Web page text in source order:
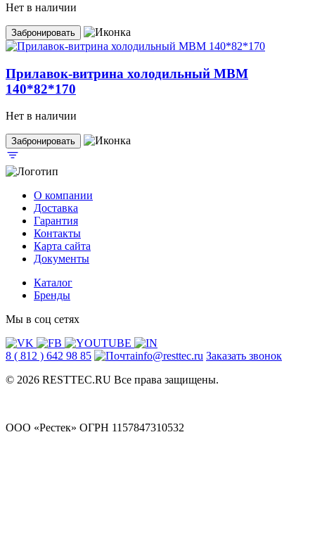
Нет в наличии
Забронировать
Прилавок-витрина холодильный MBM
140*82*170
Нет в наличии
Забронировать
О компании
Доставка
Гарантия
Контакты
Карта сайта
Документы
Каталог
Бренды
Мы в соц сетях
8 ( 812 ) 642 98 85 info@resttec.ru Заказать звонок
© 2026 RESTTEC.RU Все права защищены.
ООО «Рестек» ОГРН 1157847310532